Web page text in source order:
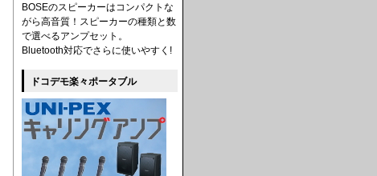
BOSEのスピーカーはコンパクトな
がら高音質！スピーカーの種類と数
で選べるアンプセット。
Bluetooth対応でさらに使いやすく!
ドコデモ楽々ポータブル